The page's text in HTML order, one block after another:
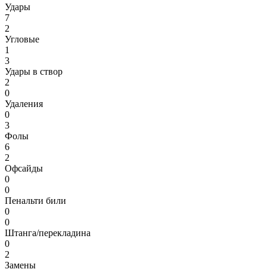
Удары
7
2
Угловые
1
3
Удары в створ
2
0
Удаления
0
3
Фолы
6
2
Офсайды
0
0
Пенальти били
0
0
Штанга/перекладина
0
2
Замены